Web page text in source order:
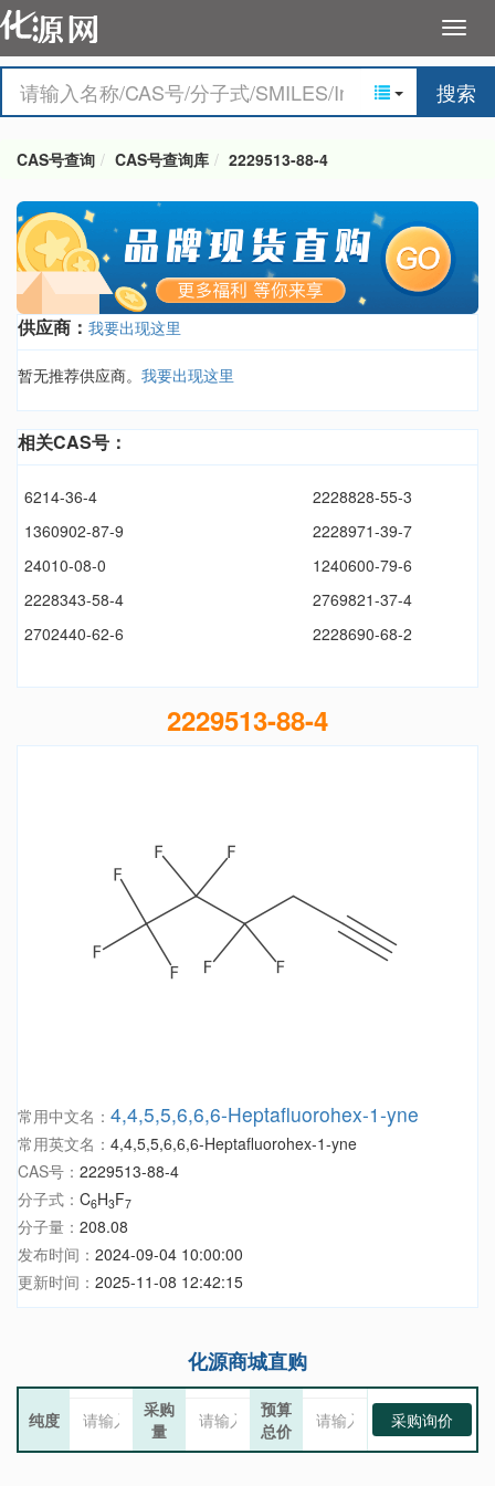
搜索
CAS号查询 CAS号查询库 2229513-88-4
供应商： 我要出现这里
暂无推荐供应商。 我要出现这里
相关CAS号：
6214-36-4
2228828-55-3
1360902-87-9
2228971-39-7
24010-08-0
1240600-79-6
2228343-58-4
2769821-37-4
2702440-62-6
2228690-68-2
2229513-88-4
常用中文名： 4,4,5,5,6,6,6-Heptafluorohex-1-yne
常用英文名： 4,4,5,5,6,6,6-Heptafluorohex-1-yne
CAS号： 2229513-88-4
分子式： C6H3F7
分子量： 208.08
发布时间： 2024-09-04 10:00:00
更新时间： 2025-11-08 12:42:15
化源商城直购
纯度
采购
量
预算
总价
采购询价